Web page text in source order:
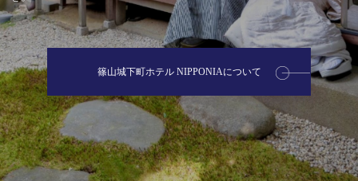
篠山城下町ホテル NIPPONIAについて